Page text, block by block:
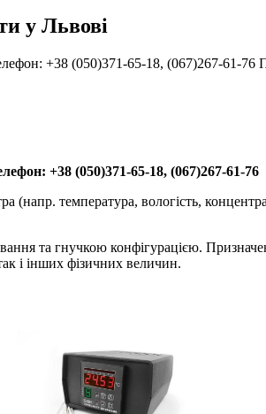
у Львові
+38 (050)371-65-18, (067)267-61-
+38 (050)371-65-18, (067)267-61-76
температура, вологість,
та гнучкою конфігурацією.
і інших фізичних величин.